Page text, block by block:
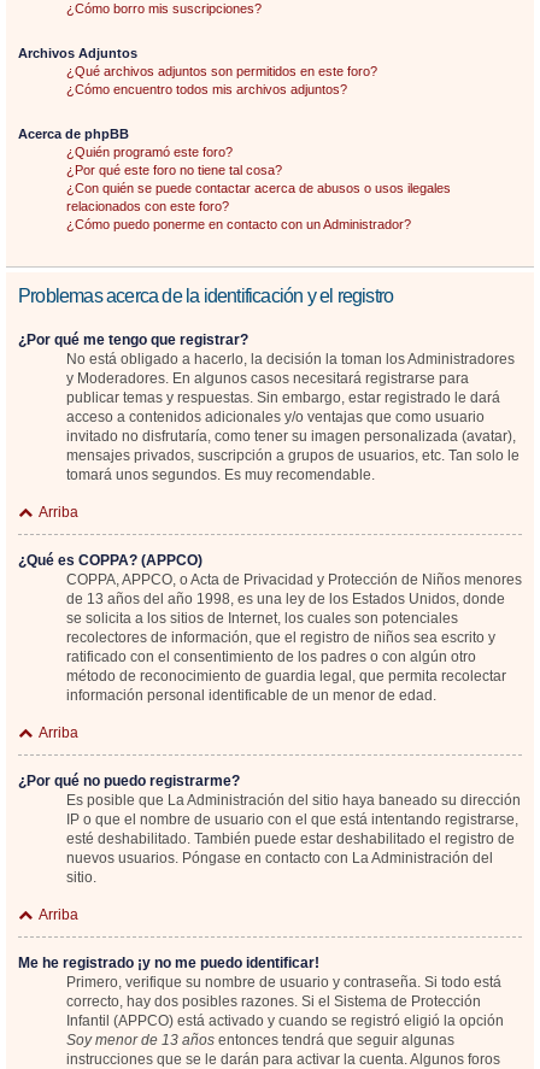
¿Cómo borro mis suscripciones?
Archivos Adjuntos
¿Qué archivos adjuntos son permitidos en este foro?
¿Cómo encuentro todos mis archivos adjuntos?
Acerca de phpBB
¿Quién programó este foro?
¿Por qué este foro no tiene tal cosa?
¿Con quién se puede contactar acerca de abusos o usos ilegales
relacionados con este foro?
¿Cómo puedo ponerme en contacto con un Administrador?
Problemas acerca de la identificación y el registro
¿Por qué me tengo que registrar?
No está obligado a hacerlo, la decisión la toman los Administradores
y Moderadores. En algunos casos necesitará registrarse para
publicar temas y respuestas. Sin embargo, estar registrado le dará
acceso a contenidos adicionales y/o ventajas que como usuario
invitado no disfrutaría, como tener su imagen personalizada (avatar),
mensajes privados, suscripción a grupos de usuarios, etc. Tan solo le
tomará unos segundos. Es muy recomendable.
Arriba
¿Qué es COPPA? (APPCO)
COPPA, APPCO, o Acta de Privacidad y Protección de Niños menores
de 13 años del año 1998, es una ley de los Estados Unidos, donde
se solicita a los sitios de Internet, los cuales son potenciales
recolectores de información, que el registro de niños sea escrito y
ratificado con el consentimiento de los padres o con algún otro
método de reconocimiento de guardia legal, que permita recolectar
información personal identificable de un menor de edad.
Arriba
¿Por qué no puedo registrarme?
Es posible que La Administración del sitio haya baneado su dirección
IP o que el nombre de usuario con el que está intentando registrarse,
esté deshabilitado. También puede estar deshabilitado el registro de
nuevos usuarios. Póngase en contacto con La Administración del
sitio.
Arriba
Me he registrado ¡y no me puedo identificar!
Primero, verifique su nombre de usuario y contraseña. Si todo está
correcto, hay dos posibles razones. Si el Sistema de Protección
Infantil (APPCO) está activado y cuando se registró eligió la opción
Soy menor de 13 años entonces tendrá que seguir algunas
instrucciones que se le darán para activar la cuenta. Algunos foros